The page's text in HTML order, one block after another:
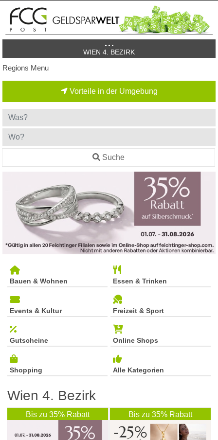
WIEN 4. BEZIRK
Regions Menu
Vorteile in der Umgebung
Suche
Bauen & Wohnen Essen & Trinken
Events & Kultur Freizeit & Sport
Gutscheine Online Shops
Shopping Alle Kategorien
Wien 4. Bezirk
Bis zu 35% Rabatt Bis zu 35% Rabatt